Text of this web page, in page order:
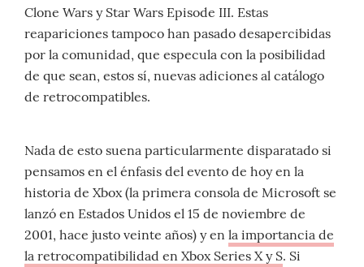
Clone Wars y Star Wars Episode III. Estas
reapariciones tampoco han pasado desapercibidas
por la comunidad, que especula con la posibilidad
de que sean, estos sí, nuevas adiciones al catálogo
de retrocompatibles.
Nada de esto suena particularmente disparatado si
pensamos en el énfasis del evento de hoy en la
historia de Xbox (la primera consola de Microsoft se
lanzó en Estados Unidos el 15 de noviembre de
2001, hace justo veinte años) y en la importancia de
la retrocompatibilidad en Xbox Series X y S. Si